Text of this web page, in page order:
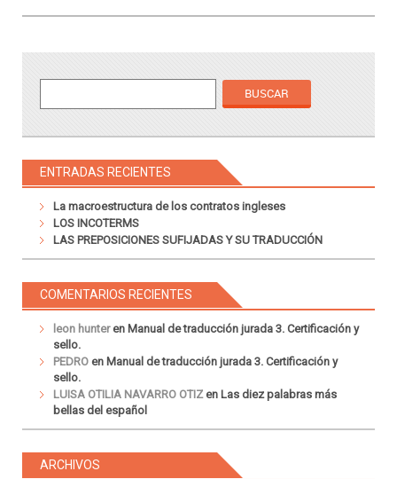
ENTRADAS RECIENTES
La macroestructura de los contratos ingleses
LOS INCOTERMS
LAS PREPOSICIONES SUFIJADAS Y SU TRADUCCIÓN
COMENTARIOS RECIENTES
leon hunteren Manual de traducción jurada 3. Certificación y
sello.
PEDRO en Manual de traducción jurada 3. Certificación y
sello.
LUISA OTILIA NAVARRO OTIZ en Las diez palabras más
bellas del español
ARCHIVOS